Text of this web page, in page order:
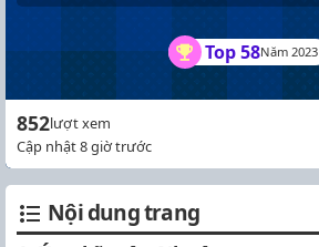
Top 58Năm 2023
852lượt xem
Cập nhật 8 giờ trước
Nội dung trang